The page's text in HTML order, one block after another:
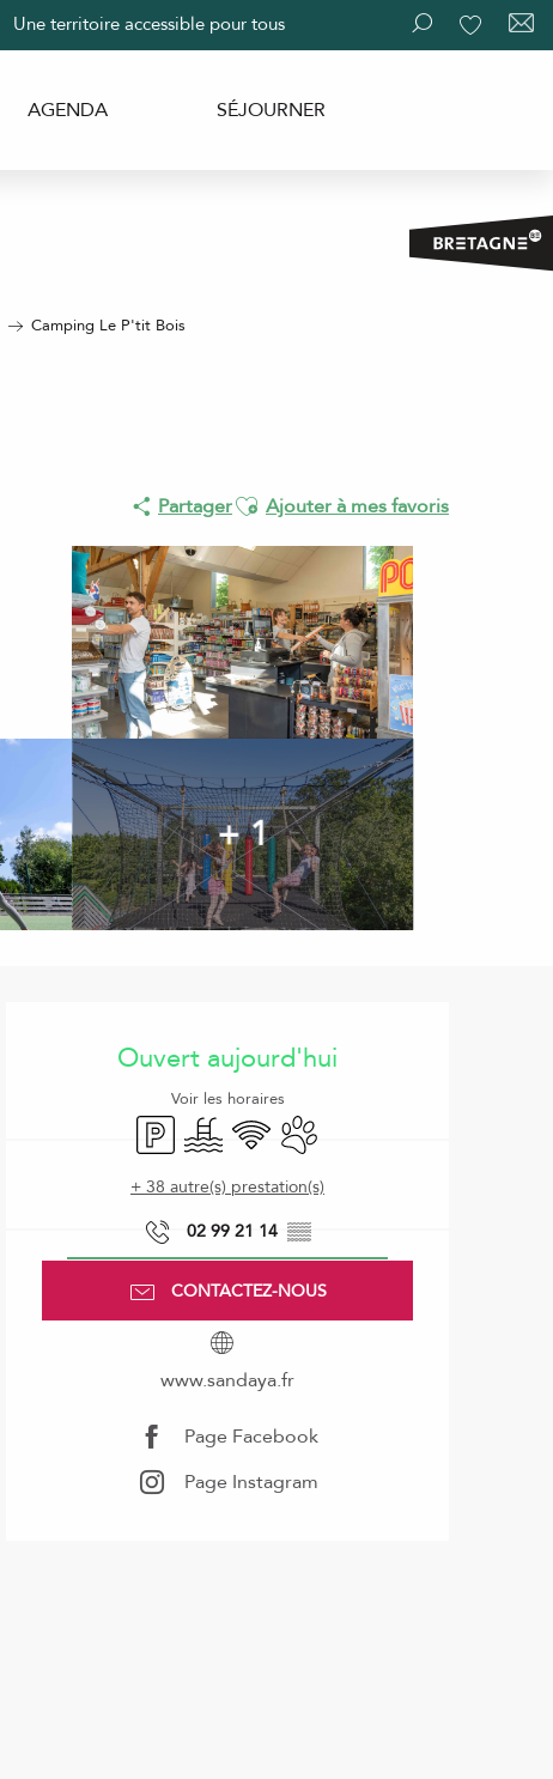
Recherche
Une territoire accessible pour tous
AGENDA SÉJOURNER
Camping Le P'tit Bois
PartagerAjouter aux favoris
Ajouter à mes favoris
+ 1
Ouvert aujourd'hui
Voir les horaires
Parking PiscineWiFi Animaux acceptés
+ 38 autre(s) prestation(s)
02 99 21 14 ▒▒
CONTACTEZ-NOUS
www.sandaya.fr
Page Facebook
Page Instagram